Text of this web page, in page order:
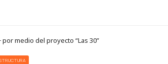
medio del proyecto “Las 30”